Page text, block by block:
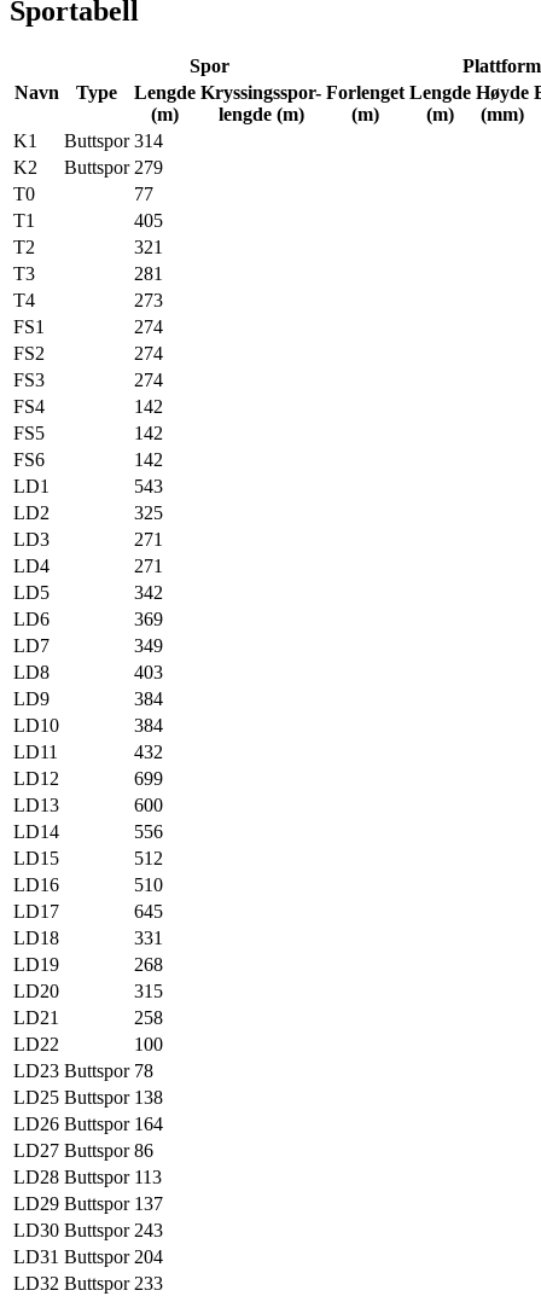
Sportabell
Spor
Plattform
Navn
Type
Lengde
(m)
Kryssingsspor-
lengde (m)
Forlenget
(m)
Lengde
(m)
Høyde
(mm)
K1 Buttspor 314
K2
Buttspor 279
T0
77
T1
405
T2
321
T3
281
T4
273
FS1
274
FS2
274
FS3
274
FS4
142
FS5
142
FS6
142
LD1
543
LD2
325
LD3
271
LD4
271
LD5
342
LD6
369
LD7
349
LD8
403
LD9
384
LD10
384
LD11
432
LD12
699
LD13
600
LD14
556
LD15
512
LD16
510
LD17
645
LD18
331
LD19
268
LD20
315
LD21
258
LD22
100
LD23 Buttspor 78
LD25 Buttspor 138
LD26 Buttspor 164
LD27 Buttspor 86
LD28 Buttspor 113
LD29 Buttspor 137
LD30 Buttspor 243
LD31 Buttspor 204
LD32 Buttspor 233